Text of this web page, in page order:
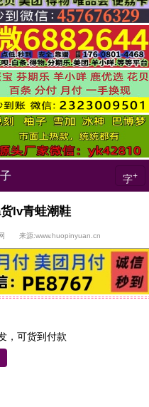
字+
lv青蛙潮鞋
来源:www.huopinyuan.cn
，可货到付款